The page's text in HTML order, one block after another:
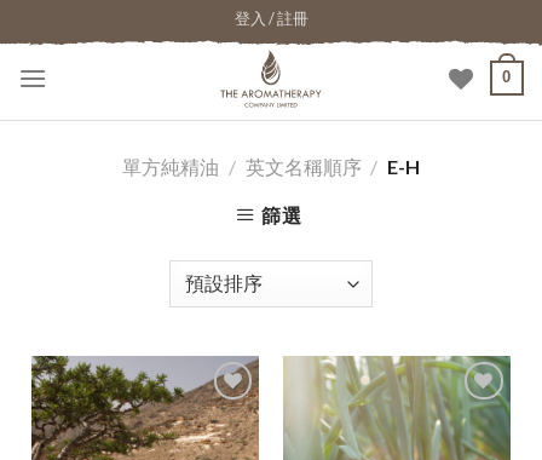
登入 / 註冊
0
單方純精油 / 英文名稱順序 / E-H
篩選
加入
願望
清單
加入
願望
清單